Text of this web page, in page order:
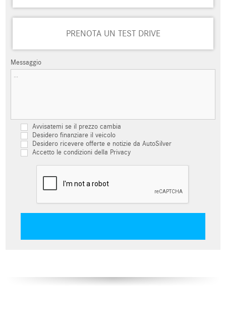
PRENOTA UN TEST DRIVE
Messaggio
Avvisatemi se il prezzo cambia
Desidero finanziare il veicolo
Desidero ricevere offerte e notizie da AutoSilver
Accetto le condizioni della Privacy